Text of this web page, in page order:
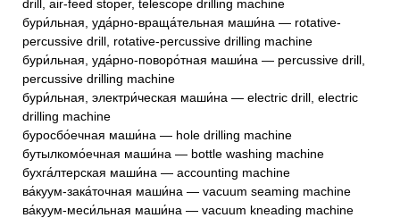
drill, air-feed stoper, telescope drilling machine
бури́льная, уда́рно-враща́тельная маши́на — rotative-
percussive drill, rotative-percussive drilling machine
бури́льная, уда́рно-поворо́тная маши́на — percussive drill,
percussive drilling machine
бури́льная, электри́ческая маши́на — electric drill, electric
drilling machine
буросбо́ечная маши́на — hole drilling machine
бутылкомо́ечная маши́на — bottle washing machine
бухга́лтерская маши́на — accounting machine
ва́куум-зака́точная маши́на — vacuum seaming machine
ва́куум-меси́льная маши́на — vacuum kneading machine